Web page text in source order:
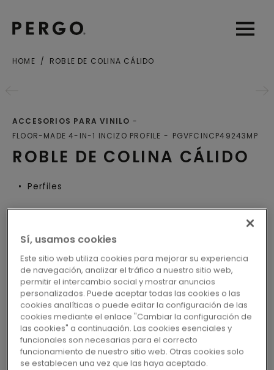
OpenOpen
HOME ROBLE DE COLINA CÁLIDO
ROBLE DE COLINA CÁLIDO
ACCESORIOS PARA VINILO
FLOOR-MADE 4-IN-1 INCIZO PROFILE
PGVFCINCP49243MP
Perfiles
LOCALICE SU DISTRIBUIDOR
MÁS CERCANO
BUSCAR
Sí, usamos cookies
Este sitio web utiliza cookies para mejorar su experiencia
de navegación, analizar el tráfico a nuestro sitio web,
permitir el intercambio social y mostrar anuncios
personalizados. Puede aceptar todas las cookies o las
cookies analíticas o puede editar la configuración de las
cookies mediante el enlace "Cambiar la configuración de
las cookies" a continuación. Las cookies esenciales y
funcionales son necesarias para el correcto
funcionamiento de nuestro sitio web. Otras cookies solo
se establecen una vez que las haya aceptado.